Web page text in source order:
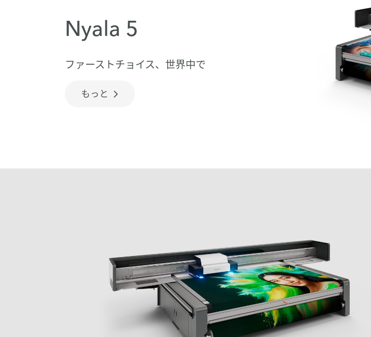
Nyala 5
ファーストチョイス、世界中で
もっと